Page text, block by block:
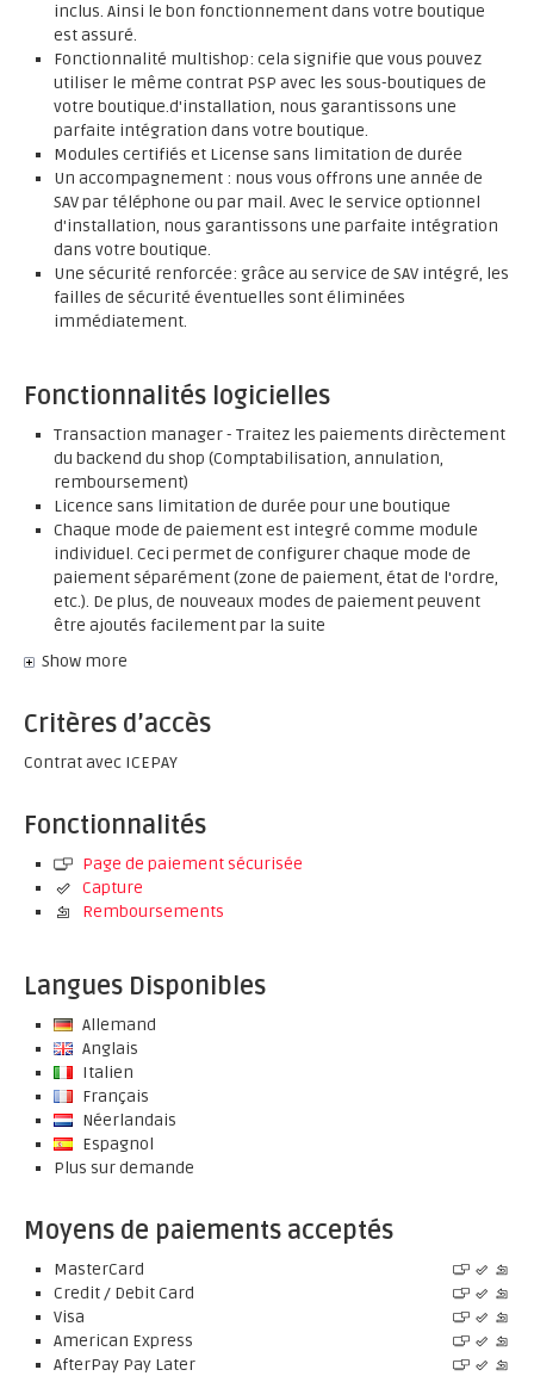
inclus. Ainsi le bon fonctionnement dans votre boutique
est assuré.
Fonctionnalité multishop: cela signifie que vous pouvez
utiliser le même contrat PSP avec les sous-boutiques de
votre boutique.d'installation, nous garantissons une
parfaite intégration dans votre boutique.
Modules certifiés et License sans limitation de durée
Un accompagnement : nous vous offrons une année de
SAV par téléphone ou par mail. Avec le service optionnel
d'installation, nous garantissons une parfaite intégration
dans votre boutique.
Une sécurité renforcée: grâce au service de SAV intégré, les
failles de sécurité éventuelles sont éliminées
immédiatement.
Fonctionnalités logicielles
Transaction manager - Traitez les paiements dirèctement
du backend du shop (Comptabilisation, annulation,
remboursement)
Licence sans limitation de durée pour une boutique
Chaque mode de paiement est integré comme module
individuel. Ceci permet de configurer chaque mode de
paiement séparément (zone de paiement, état de l'ordre,
etc.). De plus, de nouveaux modes de paiement peuvent
être ajoutés facilement par la suite
Show more
Critères d’accès
Contrat avec ICEPAY
Fonctionnalités
Page de paiement sécurisée
Capture
Remboursements
Langues Disponibles
Allemand
Anglais
Italien
Français
Néerlandais
Espagnol
Plus sur demande
Moyens de paiements acceptés
MasterCard
Credit / Debit Card
Visa
American Express
AfterPay Pay Later